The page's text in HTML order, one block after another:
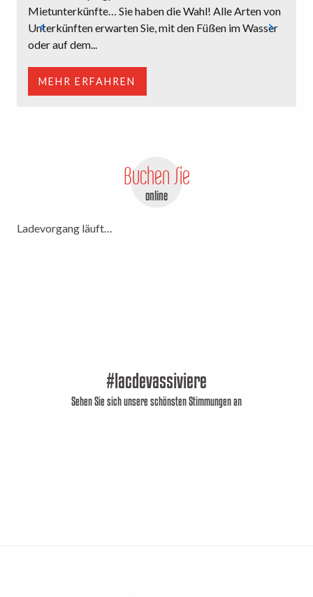
Mietunterkünfte… Sie haben die Wahl! Alle Arten von
Unterkünften erwarten Sie, mit den Füßen im Wasser
oder auf dem...
MEHR ERFAHREN
Buchen Sie
online
Ladevorgang läuft…
#lacdevassiviere
Sehen Sie sich unsere schönsten Stimmungen an